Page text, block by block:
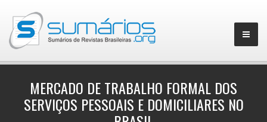
MERCADO DE TRABALHO FORMAL DOS
SERVIÇOS PESSOAIS E DOMICILIARES NO